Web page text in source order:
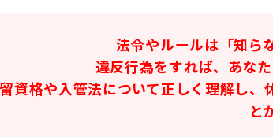
法令やルールは「知ら
違反行為をすれば、あな
資格や入管法について正しく理解し、
と